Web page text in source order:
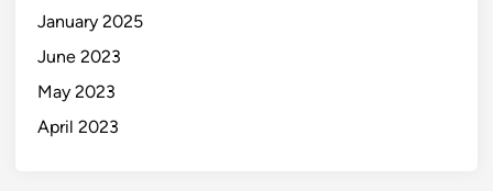
January 2025
June 2023
May 2023
April 2023